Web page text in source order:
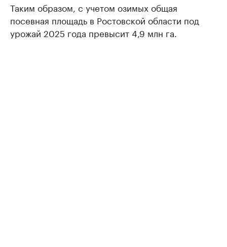
Таким образом, с учетом озимых общая
посевная площадь в Ростовской области под
урожай 2025 года превысит 4,9 млн га.